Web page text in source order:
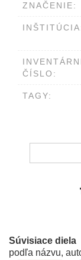
ZNAČENIE:
ČÍSLO:
TAGY:
Súvisiace diela
podľa názvu,